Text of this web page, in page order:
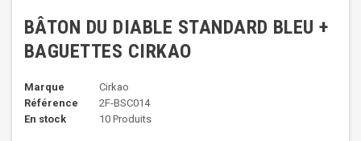
BÂTON DU DIABLE STANDARD BLEU +
BAGUETTES CIRKAO
Marque
Cirkao
Référence
2F-BSC014
En stock
10 Produits